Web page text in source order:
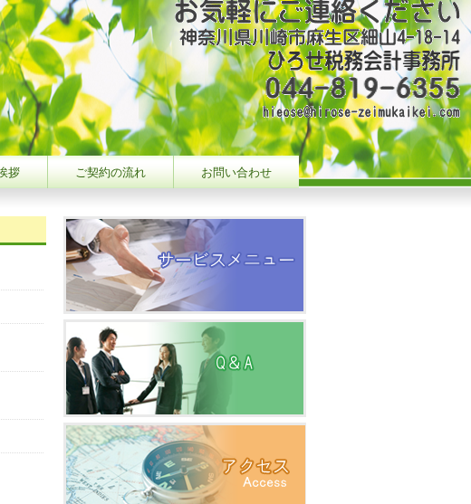
拶 ご契約の流れ お問い合わせ